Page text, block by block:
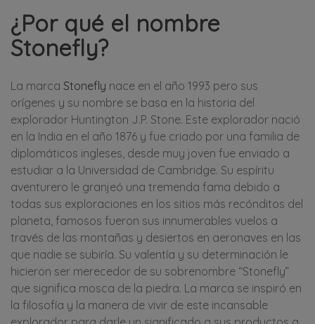
¿Por qué el nombre
Stonefly?
La marca Stonefly nace en el año 1993 pero sus
orígenes y su nombre se basa en la historia del
explorador Huntington J.P. Stone. Este explorador nació
en la India en el año 1876 y fue criado por una familia de
diplomáticos ingleses, desde muy joven fue enviado a
estudiar a la Universidad de Cambridge. Su espíritu
aventurero le granjeó una tremenda fama debido a
todas sus exploraciones en los sitios más recónditos del
planeta, famosos fueron sus innumerables vuelos a
través de las montañas y desiertos en aeronaves en las
que nadie se subiría. Su valentía y su determinación le
hicieron ser merecedor de su sobrenombre “Stonefly”
que significa mosca de la piedra. La marca se inspiró en
la filosofía y la manera de vivir de este incansable